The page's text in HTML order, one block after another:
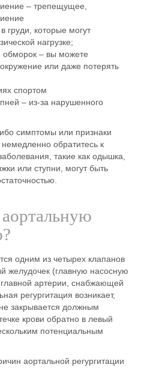
– трепещущее,
груди, которые могут
нагрузке;
обморок – вы можете
или даже потерять
спортом
– из-за нарушенного
симптомы или признаки
обратитесь к
такие как одышка,
или ступни, могут быть
одним из четырех клапанов
желудочек (главную насосную
артерии, снабжающей
регургитация возникает,
закрывается должным
крови обратно в левый
потенциальным
аортальной регургитации